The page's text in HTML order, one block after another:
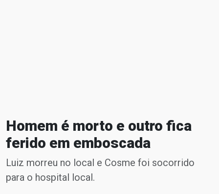
Homem é morto e outro fica
ferido em emboscada
Luiz morreu no local e Cosme foi socorrido
para o hospital local.